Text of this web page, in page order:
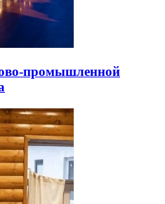
промышленной